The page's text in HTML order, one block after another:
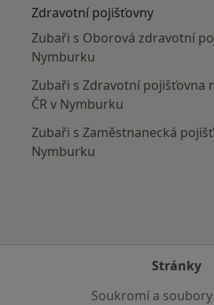
Zdravotní pojišťovny
Zubaři s Oborová zdravotní
Nymburku
Zubaři s Zdravotní pojišťovna
ČR v Nymburku
Zubaři s Zaměstnanecká
Nymburku
Stránky
Soukromí a